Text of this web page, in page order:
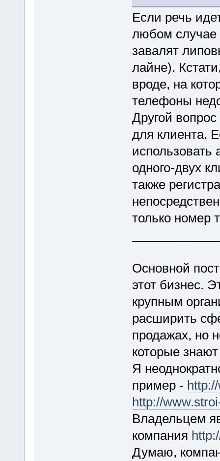
Если речь
любом случае
завалят
лайне).
вроде, на
телефоны
Другой
для клиента.
использовать
одного-двух
также
только номер
Основной
этот бизнес.
крупным
расширить
продажах, но
которые
Я
пример -
http://
Владельцем
компания
Думаю,